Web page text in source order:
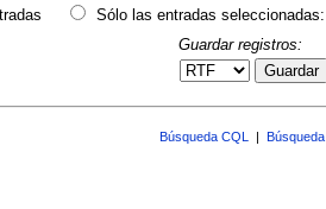
Sólo las entradas seleccionadas:
Guardar registros:
Guardar
Búsqueda CQL